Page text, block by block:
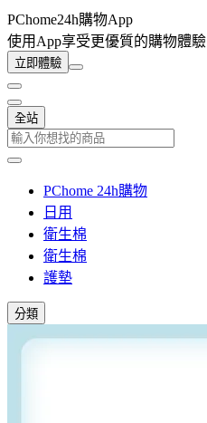
PChome24h購物App
使用App享受更優質的購物體驗
立即體驗
全站
PChome 24h購物
日用
衛生棉
衛生棉
護墊
分類